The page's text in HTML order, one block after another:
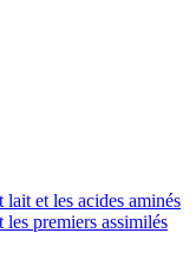
et les acides aminés
premiers assimilés